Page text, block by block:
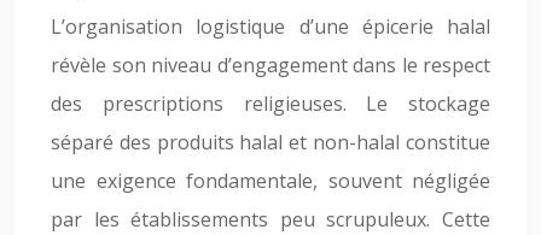
L’organisation logistique d’une épicerie halal
révèle son niveau d’engagement dans le respect
des prescriptions religieuses. Le stockage
séparé des produits halal et non-halal constitue
une exigence fondamentale, souvent négligée
par les établissements peu scrupuleux. Cette